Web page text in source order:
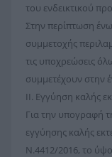
του ενδεικτικού
Στην περίπτωση
συμμετοχής
τις υποχρεώσεις
συμμετέχουν στην
II. Εγγύηση καλής
Για την υπογραφή
εγγύησης καλής
Ν.4412/2016, το